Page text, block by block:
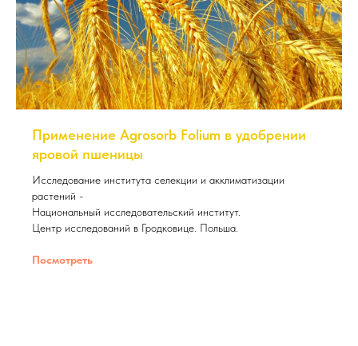
Применение Agrosorb Folium в удобрении
яровой пшеницы
Исследование института селекции и акклиматизации
растений -
Национальный исследовательский институт.
Центр исследований в Гродковице. Польша.
Посмотреть